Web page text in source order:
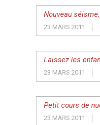
Nouveau
23 MARS 2011
Laissez les
23 MARS 2011
Petit cours de
23 MARS 2011